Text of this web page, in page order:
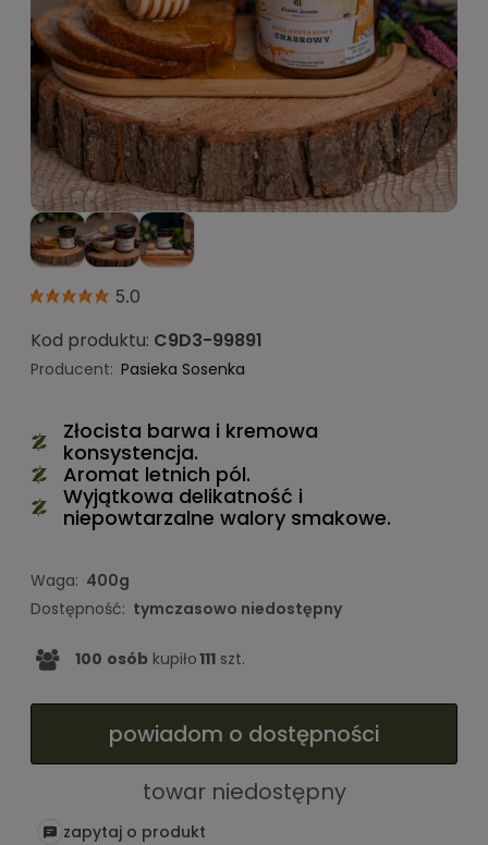
5.0
Kod produktu: C9D3-99891
Producent: Pasieka Sosenka
Złocista barwa i kremowa
konsystencja.
Aromat letnich pól.
Wyjątkowa delikatność i
niepowtarzalne walory smakowe.
Waga: 400g
Dostępność: tymczasowo niedostępny
100 osób kupiło111 szt.
powiadom o dostępności
towar niedostępny
zapytaj o produkt